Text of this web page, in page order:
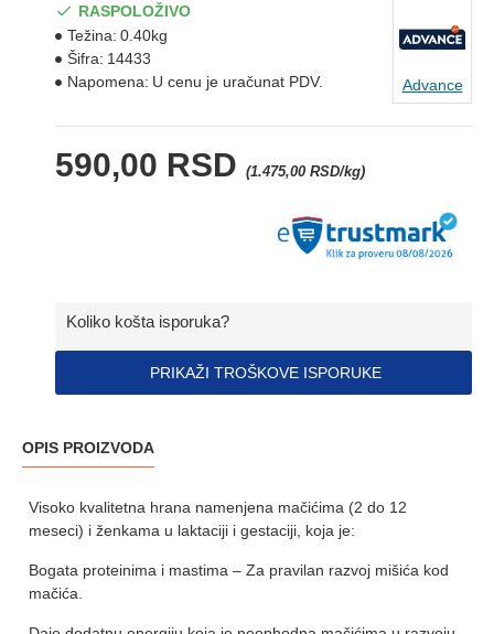
590,00 RSD (1.475,00 RSD/kg)
RASPOLOŽIVO
Težina: 0.40kg
Šifra: 14433
Napomena: U cenu je uračunat PDV. Advance
Koliko košta isporuka?
PRIKAŽI TROŠKOVE ISPORUKE
OPIS PROIZVODA
Visoko kvalitetna hrana namenjena mačićima (2 do 12
meseci) i ženkama u laktaciji i gestaciji, koja je:
Bogata proteinima i mastima – Za pravilan razvoj mišića kod
mačića.